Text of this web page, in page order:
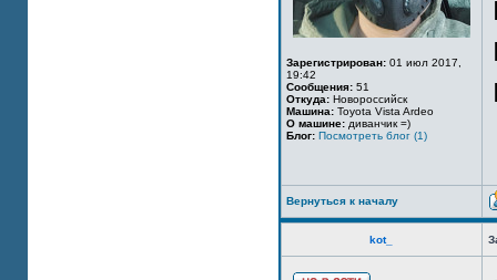
Зарегистрирован: 01 июл 2017,
19:42
Сообщения: 51
Откуда: Новороссийск
Машина: Toyota Vista Ardeo
О машине: диванчик =)
Блог: Посмотреть блог (1)
Вернуться к началу
kot_